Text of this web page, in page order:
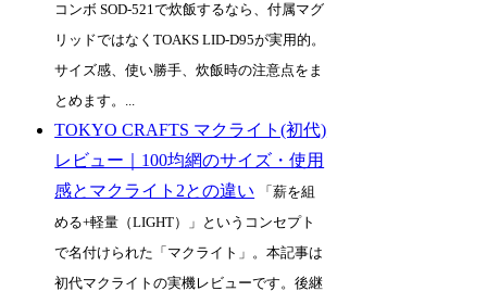
コンボ SOD-521で炊飯するなら、付属マグ
リッドではなくTOAKS LID-D95が実用的。
サイズ感、使い勝手、炊飯時の注意点をま
とめます。...
TOKYO CRAFTS マクライト(初代)
レビュー｜100均網のサイズ・使用
感とマクライト2との違い
「薪を組
める+軽量（LIGHT）」というコンセプト
で名付けられた「マクライト」。本記事は
初代マクライトの実機レビューです。後継